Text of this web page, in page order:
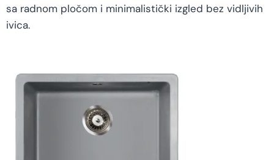
sa radnom pločom i minimalistički izgled bez vidljivih
ivica.